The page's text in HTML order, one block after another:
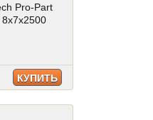
Pro-Part
КУПИТЬ